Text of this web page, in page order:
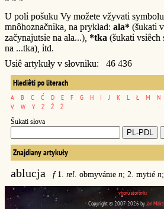
U poli pošuku Vy možete vžyvati symbolu
mnôhoznačnika, na prykład: ala* (šukati
začynajutsie na ala...), *tka (šukati vsiêch
na ...tka), itd.
Usiê artykuły v słovniku: 46 436
Hlediêti po literach
A B C Ć D E F G H I J K L Ł M N
V
W Y Z Ź Ż
Šukati słova
Znajdiany artykuły
ablucja f1. rel. obmyvánie n; 2. mytié n
vhoru storônki
Copyright © 2007-2026 byJan